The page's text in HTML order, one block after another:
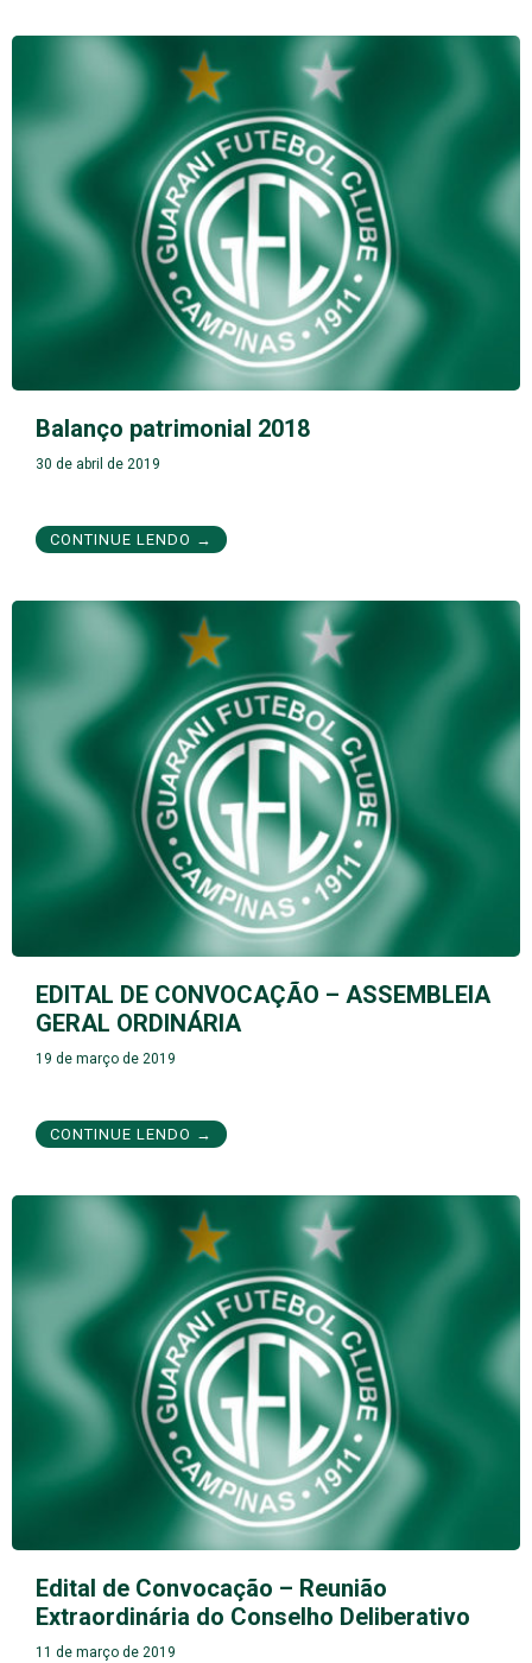
Balanço patrimonial 2018
30 de abril de 2019
CONTINUE LENDO →
EDITAL DE CONVOCAÇÃO – ASSEMBLEIA
GERAL ORDINÁRIA
19 de março de 2019
CONTINUE LENDO →
Edital de Convocação – Reunião
Extraordinária do Conselho Deliberativo
11 de março de 2019